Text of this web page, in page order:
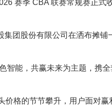
赛季 CBA 联赛常规赛正式
团股份有限公司在洒布摊铺
能，共赢未来为主题，携全
格的节节攀升，用户面对赢